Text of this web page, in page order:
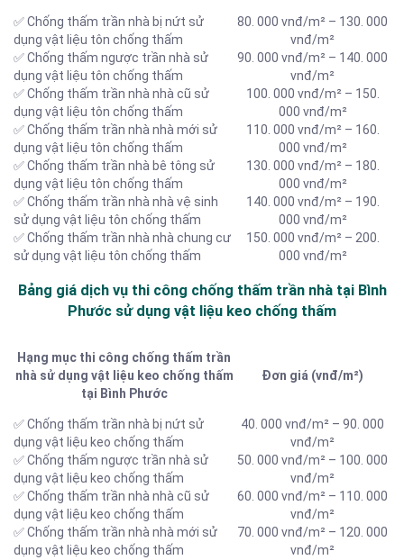
✅ Chống thấm trần nhà bị nứt sử
dụng vật liệu tôn chống thấm
80. 000 vnđ/m² – 130. 000
vnđ/m²
✅ Chống thấm ngược trần nhà sử
dụng vật liệu tôn chống thấm
90. 000 vnđ/m² – 140. 000
vnđ/m²
✅ Chống thấm trần nhà nhà cũ sử
dụng vật liệu tôn chống thấm
100. 000 vnđ/m² – 150.
000 vnđ/m²
✅ Chống thấm trần nhà nhà mới sử
dụng vật liệu tôn chống thấm
110. 000 vnđ/m² – 160.
000 vnđ/m²
✅ Chống thấm trần nhà bê tông sử
dụng vật liệu tôn chống thấm
130. 000 vnđ/m² – 180.
000 vnđ/m²
✅ Chống thấm trần nhà nhà vệ sinh
sử dụng vật liệu tôn chống thấm
140. 000 vnđ/m² – 190.
000 vnđ/m²
✅ Chống thấm trần nhà nhà chung cư
sử dụng vật liệu tôn chống thấm
150. 000 vnđ/m² – 200.
000 vnđ/m²
Bảng giá dịch vụ thi công chống thấm trần nhà tại Bình
Phước sử dụng vật liệu keo chống thấm
Hạng mục thi công chống thấm trần
nhà sử dụng vật liệu keo chống thấm
tại Bình Phước
Đơn giá (vnđ/m²)
✅ Chống thấm trần nhà bị nứt sử
dụng vật liệu keo chống thấm
40. 000 vnđ/m² – 90. 000
vnđ/m²
✅ Chống thấm ngược trần nhà sử
dụng vật liệu keo chống thấm
50. 000 vnđ/m² – 100. 000
vnđ/m²
✅ Chống thấm trần nhà nhà cũ sử
dụng vật liệu keo chống thấm
60. 000 vnđ/m² – 110. 000
vnđ/m²
✅ Chống thấm trần nhà nhà mới sử
dụng vật liệu keo chống thấm
70. 000 vnđ/m² – 120. 000
vnđ/m²